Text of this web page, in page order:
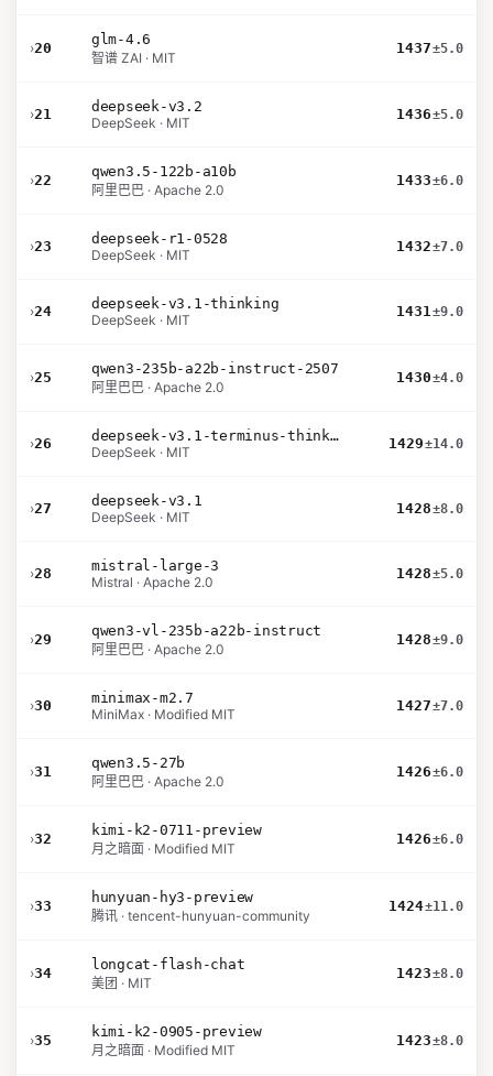
›20
glm-4.6
智谱 ZAI · MIT
1437±5.0
›21
deepseek-v3.2
DeepSeek · MIT
1436±5.0
›22
qwen3.5-122b-a10b
阿里巴巴 · Apache 2.0
1433±6.0
›23
deepseek-r1-0528
DeepSeek · MIT
1432±7.0
›24
deepseek-v3.1-thinking
DeepSeek · MIT
1431±9.0
›25
qwen3-235b-a22b-instruct-2507
阿里巴巴 · Apache 2.0
1430±4.0
›26
deepseek-v3.1-terminus-thinking
DeepSeek · MIT
1429±14.0
›27
deepseek-v3.1
DeepSeek · MIT
1428±8.0
›28
mistral-large-3
Mistral · Apache 2.0
1428±5.0
›29
qwen3-vl-235b-a22b-instruct
阿里巴巴 · Apache 2.0
1428±9.0
›30
minimax-m2.7
MiniMax · Modified MIT
1427±7.0
›31
qwen3.5-27b
阿里巴巴 · Apache 2.0
1426±6.0
›32
kimi-k2-0711-preview
月之暗面 · Modified MIT
1426±6.0
›33
hunyuan-hy3-preview
腾讯 · tencent-hunyuan-community
1424±11.0
›34
longcat-flash-chat
美团 · MIT
1423±8.0
›35
kimi-k2-0905-preview
月之暗面 · Modified MIT
1423±8.0